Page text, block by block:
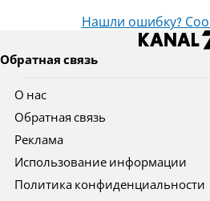
Нашли ошибку?
Обратная связь
О нас
Обратная связь
Реклама
Использование информации
Политика конфиденциальности